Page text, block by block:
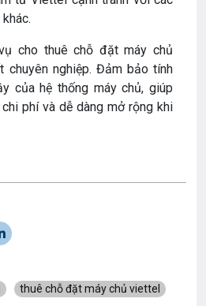
cho thuê chỗ đặt máy chủ
chuyên nghiệp. Đảm bảo tính
của hệ thống máy chủ, giúp
phí và dễ dàng mở rộng khi
thuê chỗ đặt máy chủ viettel